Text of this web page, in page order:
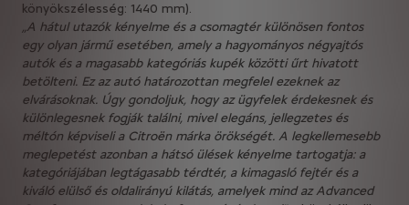
könyökszélesség: 1440 mm).
„A hátul utazók kényelme és a csomagtér különösen fontos
egy olyan jármű esetében, amely a hagyományos négyajtós
autók és a magasabb kategóriás kupék közötti űrt hivatott
betölteni. Ez az autó határozottan megfelel ezeknek az
elvárásoknak. Úgy gondoljuk, hogy az ügyfelek érdekesnek és
különlegesnek fogják találni, mivel elegáns, jellegzetes és
méltón képviseli a Citroën márka örökségét. A legkellemesebb
meglepetést azonban a hátsó ülések kényelme tartogatja: a
kategóriájában legtágasabb térdtér, a kimagasló fejtér és a
kiváló elülső és oldalirányú kilátás, amelyek mind az Advanced